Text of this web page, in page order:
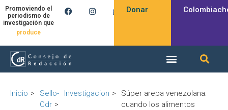
Promoviendo el
periodismo de
investigación que
produce
Donar
Inicio
Sello-
Cdr
Investigacion
Súper arepa venezolana:
cuando los alimentos